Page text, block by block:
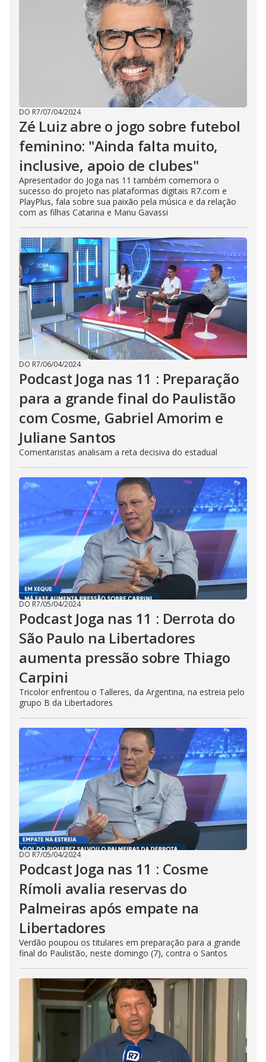
DO R7/07/04/2024
Zé Luiz abre o jogo sobre futebol
feminino: "Ainda falta muito,
inclusive, apoio de clubes"
Apresentador do Joga nas 11 também comemora o
sucesso do projeto nas plataformas digitais R7.com e
PlayPlus, fala sobre sua paixão pela música e da relação
com as filhas Catarina e Manu Gavassi
DO R7/06/04/2024
Podcast Joga nas 11 : Preparação
para a grande final do Paulistão
com Cosme, Gabriel Amorim e
Juliane Santos
Comentaristas analisam a reta decisiva do estadual
DO R7/05/04/2024
Podcast Joga nas 11 : Derrota do
São Paulo na Libertadores
aumenta pressão sobre Thiago
Carpini
Tricolor enfrentou o Talleres, da Argentina, na estreia pelo
grupo B da Libertadores
DO R7/05/04/2024
Podcast Joga nas 11 : Cosme
Rímoli avalia reservas do
Palmeiras após empate na
Libertadores
Verdão poupou os titulares em preparação para a grande
final do Paulistão, neste domingo (7), contra o Santos